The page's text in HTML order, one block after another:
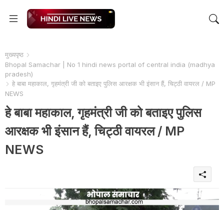
मुख्यपृष्ठ
Bhopal Samachar | No 1 hindi news portal of central india (madhya
pradesh)
हे बाबा महाकाल, गृहमंत्री जी को बताइए पुलिस आरक्षक भी इंसान हैं, चिट्ठी वायरल / MP
NEWS
हे बाबा महाकाल, गृहमंत्री जी को बताइए पुलिस
आरक्षक भी इंसान हैं, चिट्ठी वायरल / MP
NEWS